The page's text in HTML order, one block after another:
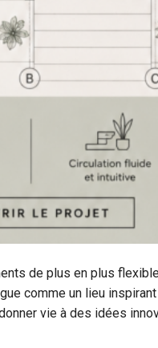
de plus en plus
comme un lieu
vie à des idées